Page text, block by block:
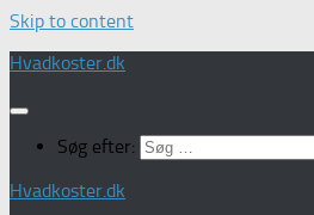
Skip to content
Hvadkoster.dk
Søg efter:
Hvadkoster.dk